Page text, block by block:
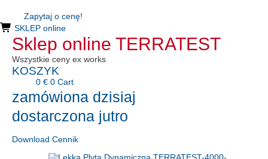
Zapytaj o cenę!
SKLEP online
Sklep online TERRATEST
Wszystkie ceny ex works
KOSZYK
0 € 0 Cart
zamówiona dzisiaj
dostarczona jutro
Download Cennik